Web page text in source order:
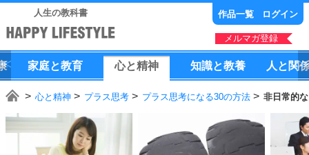
人生の教科書 作品一覧 ログイン
メルマガ登録
家庭と教育 心と精神 知識と教養 人 と 関
心と精神 プラス思考 プラス思考になる30の方法 非日常的